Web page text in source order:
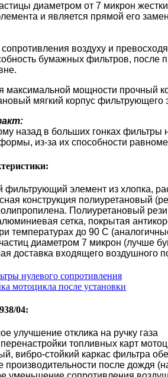
диаметром от 7 микрон
и является прямой его
воздуху и
бумажных фильтров, после
максимальной мощности прочный
мягкий корпус
назад в больших гонках
из-за их способности
фильтрующий элемент из хлопка,
конструкция полиуретановый
Полиуретановый
сетка, покрытая
температурах до 90 С
диаметром 7 микрон (лучше
доставка входящего воздушного
нулевого сопротивления
мотоцикла после установки
04:
улучшение отклика на ручку газа
перенастройки топливных карт
вибро-стойкий каркас фильтра
производительности после дождя